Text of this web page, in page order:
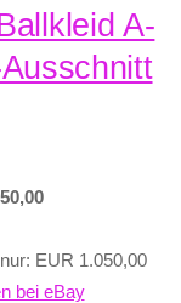
A-
EUR 1.050,00
bei eBay